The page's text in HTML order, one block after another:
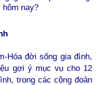
nay?
Hóa đời sống gia đình,
gợi ý mục vụ cho 12
trong các cộng đoàn